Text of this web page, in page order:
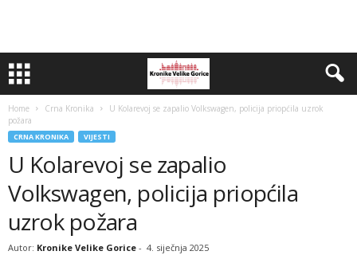
Home Crna Kronika
U Kolarevoj se zapalio Volkswagen, policija priopćila uzrok
požara
CRNA KRONIKA VIJESTI
U Kolarevoj se zapalio
Volkswagen, policija priopćila
uzrok požara
Autor: Kronike Velike Gorice - 4. siječnja 2025